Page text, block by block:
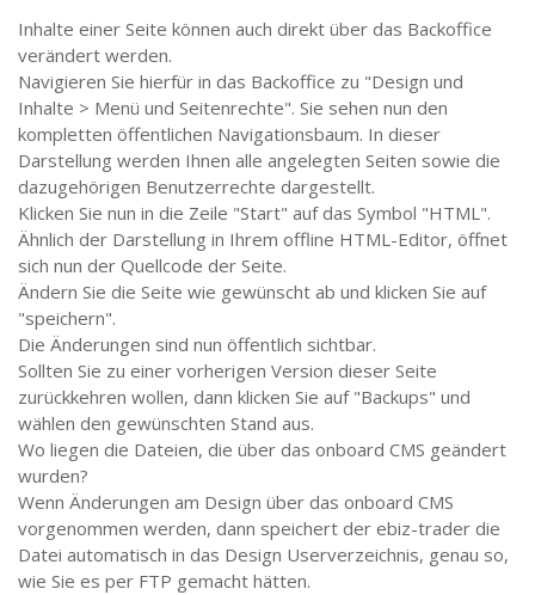
Inhalte einer Seite können auch direkt über das Backoffice
verändert werden.
Navigieren Sie hierfür in das Backoffice zu "Design und
Inhalte > Menü und Seitenrechte". Sie sehen nun den
kompletten öffentlichen Navigationsbaum. In dieser
Darstellung werden Ihnen alle angelegten Seiten sowie die
dazugehörigen Benutzerrechte dargestellt.
Klicken Sie nun in die Zeile "Start" auf das Symbol "HTML".
Ähnlich der Darstellung in Ihrem offline HTML-Editor, öffnet
sich nun der Quellcode der Seite.
Ändern Sie die Seite wie gewünscht ab und klicken Sie auf
"speichern".
Die Änderungen sind nun öffentlich sichtbar.
Sollten Sie zu einer vorherigen Version dieser Seite
zurückkehren wollen, dann klicken Sie auf "Backups" und
wählen den gewünschten Stand aus.
Wo liegen die Dateien, die über das onboard CMS geändert
wurden?
Wenn Änderungen am Design über das onboard CMS
vorgenommen werden, dann speichert der ebiz-trader die
Datei automatisch in das Design Userverzeichnis, genau so,
wie Sie es per FTP gemacht hätten.